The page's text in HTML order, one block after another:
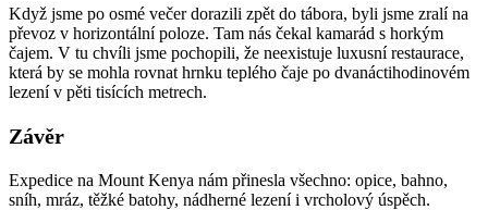
Když jsme po osmé večer dorazili zpět do tábora, byli jsme zralí na
převoz v horizontální poloze. Tam nás čekal kamarád s horkým
čajem. V tu chvíli jsme pochopili, že neexistuje luxusní restaurace,
která by se mohla rovnat hrnku teplého čaje po dvanáctihodinovém
lezení v pěti tisících metrech.
Závěr
Expedice na Mount Kenya nám přinesla všechno: opice, bahno,
sníh, mráz, těžké batohy, nádherné lezení i vrcholový úspěch.